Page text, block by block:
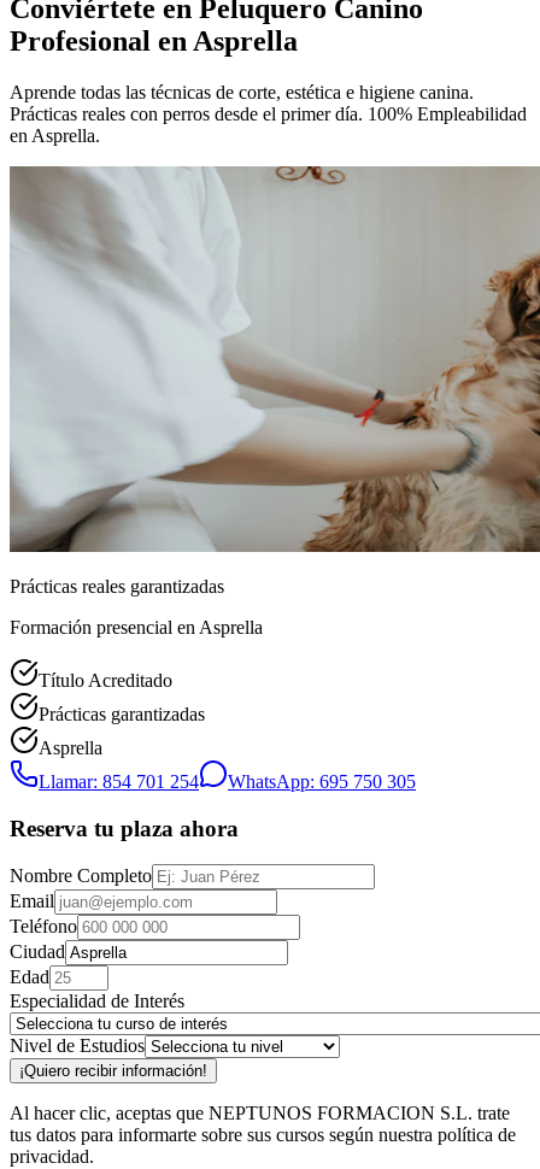
Conviértete en Peluquero Canino
Profesional en Asprella
Aprende todas las técnicas de corte, estética e higiene canina.
Prácticas reales con perros desde el primer día. 100% Empleabilidad
en Asprella.
Prácticas reales garantizadas
Formación presencial en Asprella
Título Acreditado
Prácticas garantizadas
Asprella
Llamar: 854 701 254
WhatsApp: 695 750 305
Reserva tu plaza ahora
Nombre Completo
Email
Teléfono
Ciudad
Edad
Especialidad de Interés
Nivel de Estudios
¡Quiero recibir información!
Al hacer clic, aceptas que NEPTUNOS FORMACION S.L. trate
tus datos para informarte sobre sus cursos según nuestra política de
privacidad.